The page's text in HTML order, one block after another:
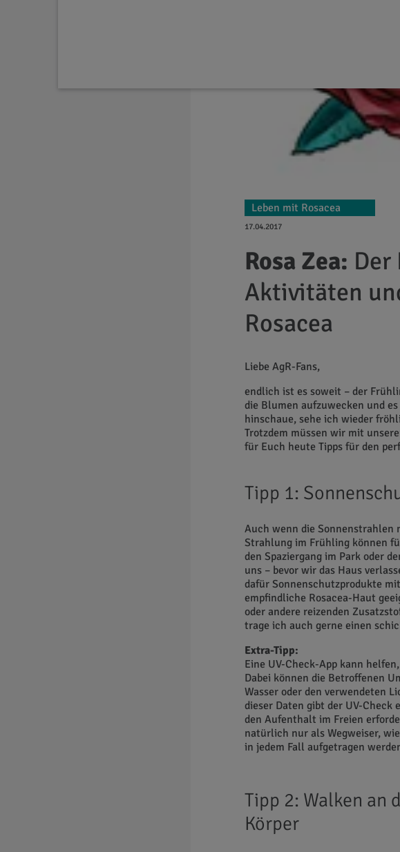
Leben mit Rosacea
17.04.2017
Rosa Zea:
Aktivitäten
Rosacea
Liebe AgR-Fans,
endlich ist es soweit – der
die Blumen aufzuwecken und
hinschaue, sehe ich wieder
Trotzdem müssen wir mit
für Euch heute Tipps für den
Tipp 1:
Auch wenn die
Strahlung im Frühling können
den Spaziergang im Park oder
uns – bevor wir das Haus
dafür Sonnenschutzprodukte
empfindliche Rosacea-Haut
oder andere reizenden
trage ich auch gerne einen
Extra-Tipp:
Eine UV-Check-App kann
Dabei können die Betroffenen
Wasser oder den verwendeten
dieser Daten gibt der UV-Check
den Aufenthalt im Freien
natürlich nur als Wegweiser,
in jedem Fall aufgetragen
Tipp 2: Walken an
Körper